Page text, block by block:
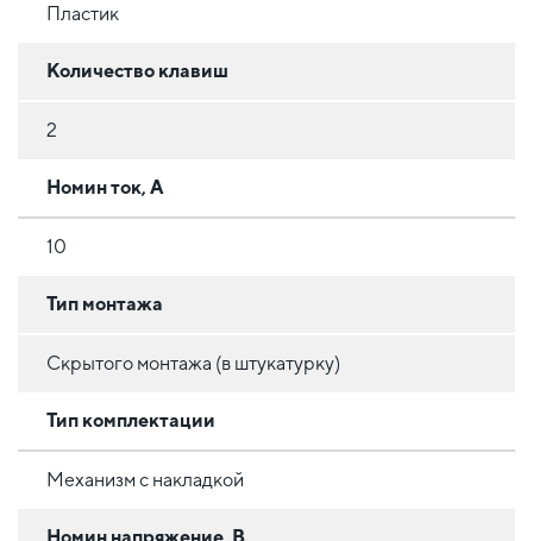
Пластик
Количество клавиш
2
Номин ток, А
10
Тип монтажа
Скрытого монтажа (в штукатурку)
Тип комплектации
Механизм с накладкой
Номин напряжение, В